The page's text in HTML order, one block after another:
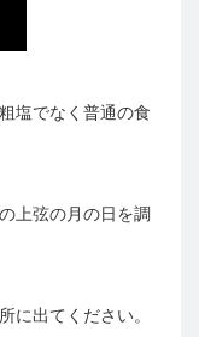
塩でなく普通の食
上弦の月の日を調
に出てください。